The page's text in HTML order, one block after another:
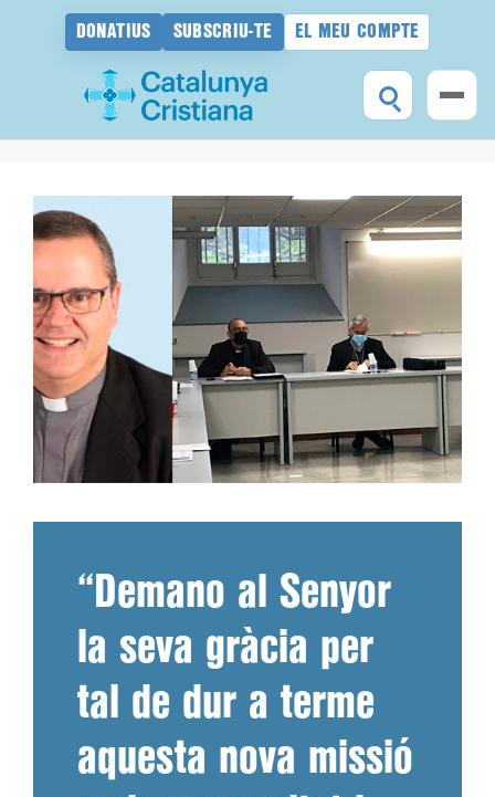
DONATIUS SUBSCRIU-TE EL MEU COMPTE
contingut
“Demano al Senyor
la seva gràcia per
tal de dur a terme
aquesta nova missió